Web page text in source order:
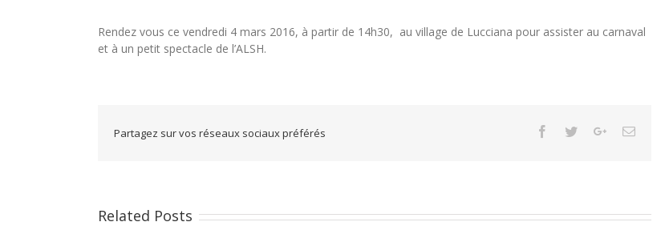
Rendez vous ce vendredi 4 mars 2016, à partir de 14h30, au village de Lucciana pour assister au carnaval
et à un petit spectacle de l’ALSH.
Partagez sur vos réseaux sociaux préférés Facebook
TwitterGoogle+Email
Related Posts